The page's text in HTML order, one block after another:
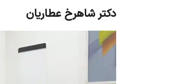
دکتر شاهرخ عطاریان